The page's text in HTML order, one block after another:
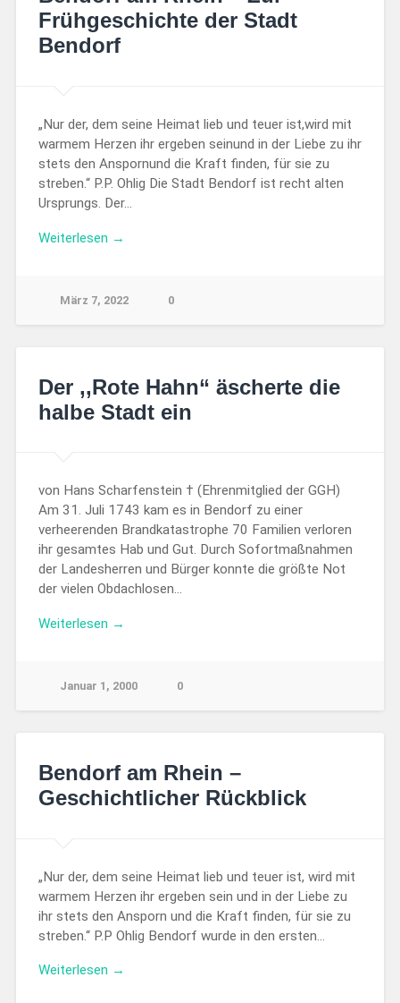
Frühgeschichte der Stadt
Bendorf
„Nur der, dem seine Heimat lieb und teuer ist,wird mit
warmem Herzen ihr ergeben seinund in der Liebe zu ihr
stets den Anspornund die Kraft finden, für sie zu
streben.“ P.P. Ohlig Die Stadt Bendorf ist recht alten
Ursprungs. Der…
Weiterlesen →
März 7, 2022 0
Der ,,Rote Hahn“ äscherte die
halbe Stadt ein
von Hans Scharfenstein † (Ehrenmitglied der GGH)
Am 31. Juli 1743 kam es in Bendorf zu einer
verheerenden Brandkatastrophe 70 Familien verloren
ihr gesamtes Hab und Gut. Durch Sofortmaßnahmen
der Landesherren und Bürger konnte die größte Not
der vielen Obdachlosen…
Weiterlesen →
Januar 1, 2000 0
Bendorf am Rhein –
Geschichtlicher Rückblick
„Nur der, dem seine Heimat lieb und teuer ist, wird mit
warmem Herzen ihr ergeben sein und in der Liebe zu
ihr stets den Ansporn und die Kraft finden, für sie zu
streben.“ P.P Ohlig Bendorf wurde in den ersten…
Weiterlesen →